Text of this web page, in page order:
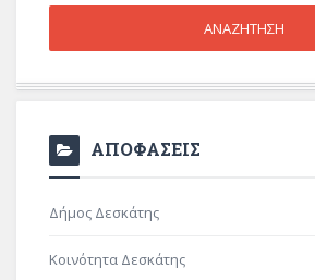
ΑΠΟΦΑΣΕΙΣ
Δήμος Δεσκάτης
Κοινότητα Δεσκάτης